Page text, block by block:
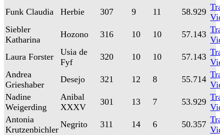
Funk Claudia
Herbie 307 9 11 58.929
Siebler
Katharina
Hozono 316 10 10 57.143
Laura Forster
Usia de
Fyf
320 10 10 57.143
Andrea
Grieshaber
Desejo 321 12 8 55.714
Nadine
Weigerding
Anibal
XXXV
301 13 7 53.929
Antonia
Krutzenbichler
Negrito 311 14 6 50.357